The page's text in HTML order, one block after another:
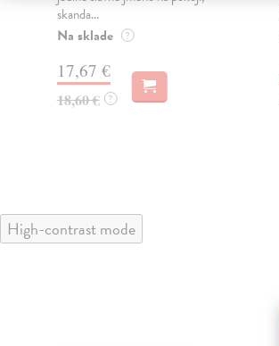
skanda...
Na sklade ?
17,67 €
18,60 € ?
High-contrast mode